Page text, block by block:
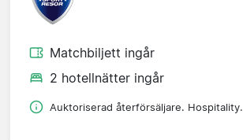
Matchbiljett ingår
2 hotellnätter ingår
Auktoriserad återförsäljare. Hospitality.